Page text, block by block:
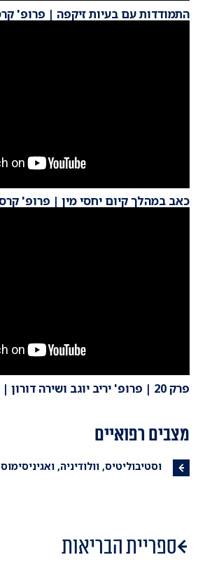
התמודדות עם בעיות זיקפה | פרופ'
כאב במהלך קיום יחסי מין | פרופ'
פרק 20 | פרופ' יריב יוגב ושירה דורון | המרפאה לטיפול מיני
מצבים רפואיים
וסטיבוליטיס, וולודיניה,
ספריית הבריאות